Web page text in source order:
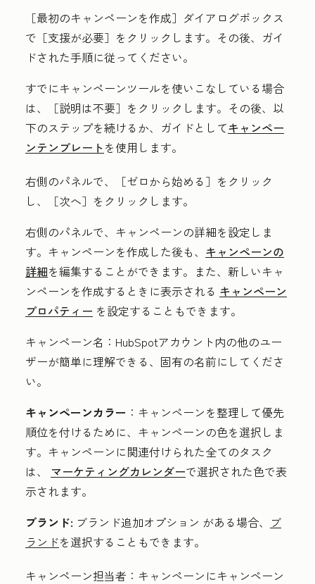
［最初のキャンペーンを作成］ ダイアログボックス
で［支援が必要］をクリックします。その後、ガイ
ドされた手順に従ってください。
すでにキャンペーンツールを使いこなしている場合
は、［説明は不要］ をクリックします。その後、以
下のステップを続けるか、ガイドとしてキャンペー
ンテンプレートを使用します。
右側のパネルで、［ゼロから始める］ をクリック
し、［次へ］ をクリックします。
右側のパネルで、キャンペーンの詳細を設定しま
す。キャンペーンを作成した後も、 キャンペーンの
詳細を編集することができます。また、新しいキャ
ンペーンを作成するときに表示される キャンペーン
プロパティー を設定することもできます。
キャンペーン名： HubSpotアカウント内の他のユー
ザーが簡単に理解できる、固有の名前にしてくださ
い。
キャンペーンカラー ： キャンペーンを整理して優先
順位を付けるために、 キャンペーンの色を選択しま
す。キャンペーンに関連付けられた全てのタスク
は、 マーケティングカレンダーで選択された色で表
示されます。
ブランド: ブランド追加オプション がある場合、 ブ
ランドを選択することもできます。
キャンペーン担当者： キャンペーンにキャンペーン